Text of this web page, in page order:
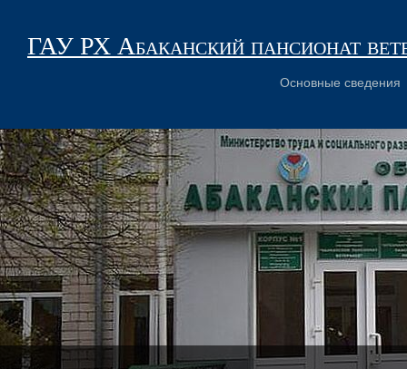
ГАУ РХ Абаканский пансионат
Основные сведения